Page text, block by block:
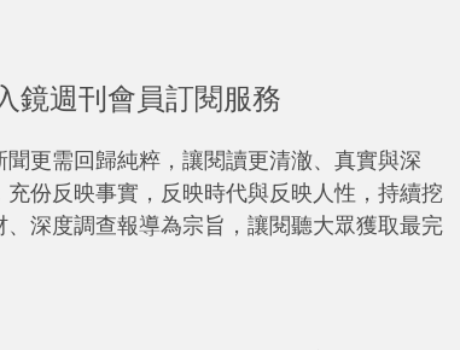
鏡週刊會員訂閱服務
更需回歸純粹，讓閱讀更清澈、真實與深
份反映事實，反映時代與反映人性，持續挖
深度調查報導為宗旨，讓閱聽大眾獲取最完